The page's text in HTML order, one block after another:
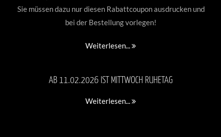
Sie müssen dazu nur diesen Rabattcoupon ausdrucken und
bei der Bestellung vorlegen!
Weiterlesen...
AB 11.02.2026 IST MITTWOCH RUHETAG
Weiterlesen...